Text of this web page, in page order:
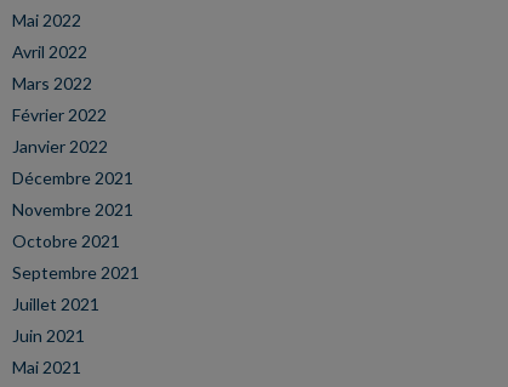
Mai 2022
Avril 2022
Mars 2022
Février 2022
Janvier 2022
Décembre 2021
Novembre 2021
Octobre 2021
Septembre 2021
Juillet 2021
Juin 2021
Mai 2021